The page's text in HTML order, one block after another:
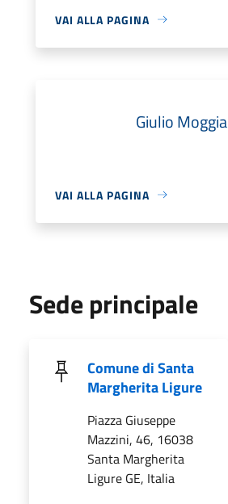
VAI ALLA PAGINA
Giulio Moggia
VAI ALLA PAGINA
Sede principale
Comune di Santa
Margherita Ligure
Piazza Giuseppe
Mazzini, 46, 16038
Santa Margherita
Ligure GE, Italia